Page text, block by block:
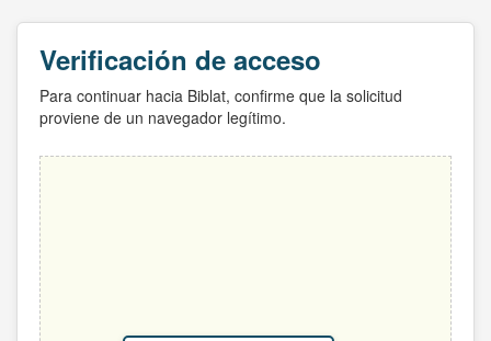
Verificación de acceso
Para continuar hacia Biblat, confirme que la solicitud
proviene de un navegador legítimo.